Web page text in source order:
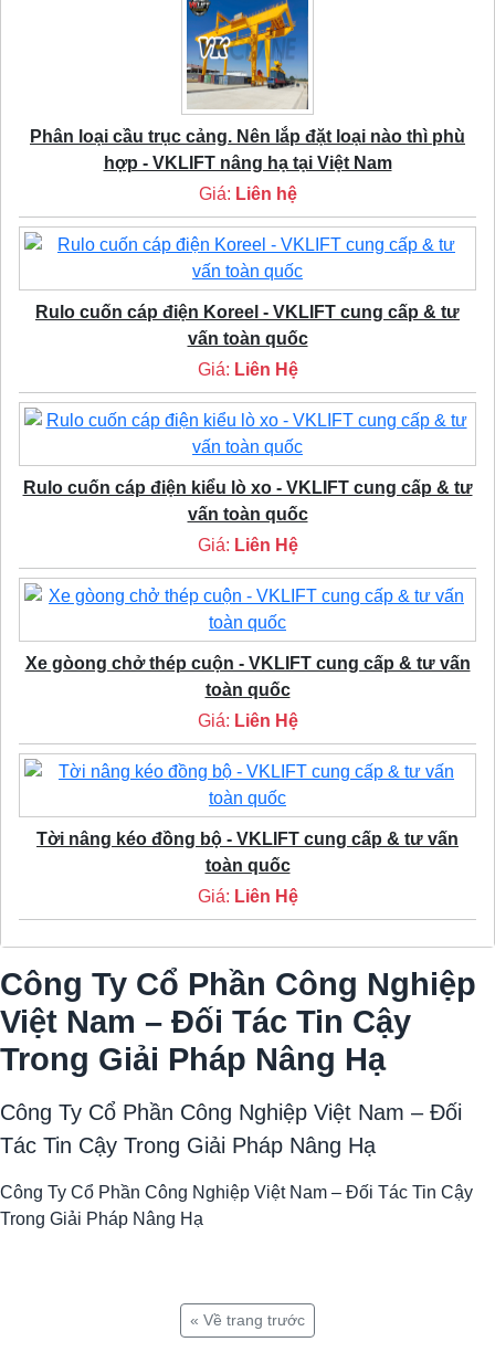
Phân loại cầu trục cảng. Nên lắp đặt loại nào thì phù
hợp - VKLIFT nâng hạ tại Việt Nam
Giá: Liên hệ
Rulo cuốn cáp điện Koreel - VKLIFT cung cấp & tư
vấn toàn quốc
Giá: Liên Hệ
Rulo cuốn cáp điện kiểu lò xo - VKLIFT cung cấp & tư
vấn toàn quốc
Giá: Liên Hệ
Xe gòong chở thép cuộn - VKLIFT cung cấp & tư vấn
toàn quốc
Giá: Liên Hệ
Tời nâng kéo đồng bộ - VKLIFT cung cấp & tư vấn
toàn quốc
Giá: Liên Hệ
Công Ty Cổ Phần Công Nghiệp
Việt Nam – Đối Tác Tin Cậy
Trong Giải Pháp Nâng Hạ
Công Ty Cổ Phần Công Nghiệp Việt Nam – Đối
Tác Tin Cậy Trong Giải Pháp Nâng Hạ
Công Ty Cổ Phần Công Nghiệp Việt Nam – Đối Tác Tin Cậy
Trong Giải Pháp Nâng Hạ
« Về trang trước